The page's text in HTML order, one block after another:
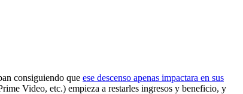
consiguiendo que ese descenso apenas impactara en sus
Video, etc.) empieza a restarles ingresos y beneficio, y